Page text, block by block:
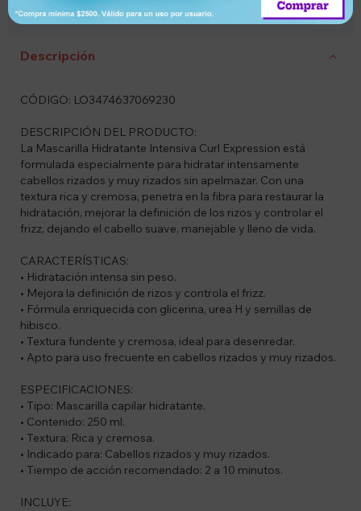
Compra segura
cambio
entrega
Descripción
CÓDIGO: LO3474637069230
DESCRIPCIÓN DEL PRODUCTO:
La Mascarilla Hidratante Intensiva Curl Expression está
formulada especialmente para hidratar intensamente
cabellos rizados y muy rizados sin apelmazar. Con una
textura rica y cremosa, penetra en la fibra para restaurar la
hidratación, mejorar la definición de los rizos y controlar el
frizz, dejando el cabello suave, manejable y lleno de vida.
CARACTERÍSTICAS:
• Hidratación intensa sin peso.
• Mejora la definición de rizos y controla el frizz.
• Fórmula enriquecida con glicerina, urea H y semillas de
hibisco.
• Textura fundente y cremosa, ideal para desenredar.
• Apto para uso frecuente en cabellos rizados y muy rizados.
ESPECIFICACIONES:
• Tipo: Mascarilla capilar hidratante.
• Contenido: 250 ml.
• Textura: Rica y cremosa.
• Indicado para: Cabellos rizados y muy rizados.
• Tiempo de acción recomendado: 2 a 10 minutos.
INCLUYE: